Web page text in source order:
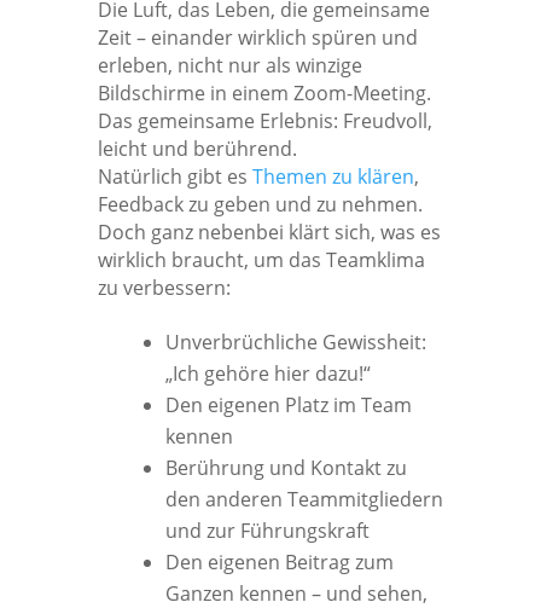
Die Luft, das Leben, die gemeinsame
Zeit – einander wirklich spüren und
erleben, nicht nur als winzige
Bildschirme in einem Zoom-Meeting.
Das gemeinsame Erlebnis: Freudvoll,
leicht und berührend.
Natürlich gibt es Themen zu klären,
Feedback zu geben und zu nehmen.
Doch ganz nebenbei klärt sich, was es
wirklich braucht, um das Teamklima
zu verbessern:
Unverbrüchliche Gewissheit:
„Ich gehöre hier dazu!“
Den eigenen Platz im Team
kennen
Berührung und Kontakt zu
den anderen Teammitgliedern
und zur Führungskraft
Den eigenen Beitrag zum
Ganzen kennen – und sehen,